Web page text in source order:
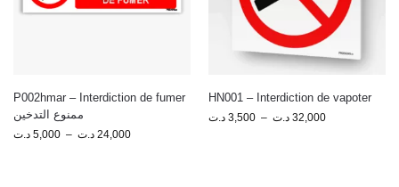
P002hmar – Interdiction de fumer
ممنوع التدخين
5,000 د.ت – 24,000 د.ت
HN001 – Interdiction de vapoter
3,500 د.ت – 32,000 د.ت